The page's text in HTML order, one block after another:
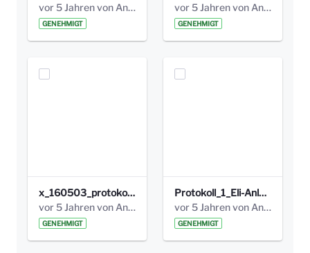
vor 5 Jahren von Anni Schlumberger
GENEHMIGT
vor 5 Jahren von Anni Schlumberger
GENEHMIGT
x_160503_protokoll_infoabend.pdf
vor 5 Jahren von Anni Schlumberger
GENEHMIGT
Protokoll_1_Eli-Anlage_final.pdf
vor 5 Jahren von Anni Schlumberger
GENEHMIGT